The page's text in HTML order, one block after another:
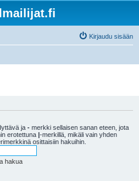
Kirjaudu sisään
ja - merkki sellaisen sanan eteen, jota
erotettuna |-merkillä, mikäli vain yhden
osittaisiin hakuihin.
hakua